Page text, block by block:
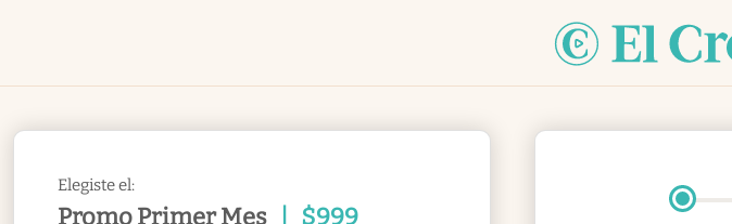
Elegiste el:
Promo Primer Mes $999